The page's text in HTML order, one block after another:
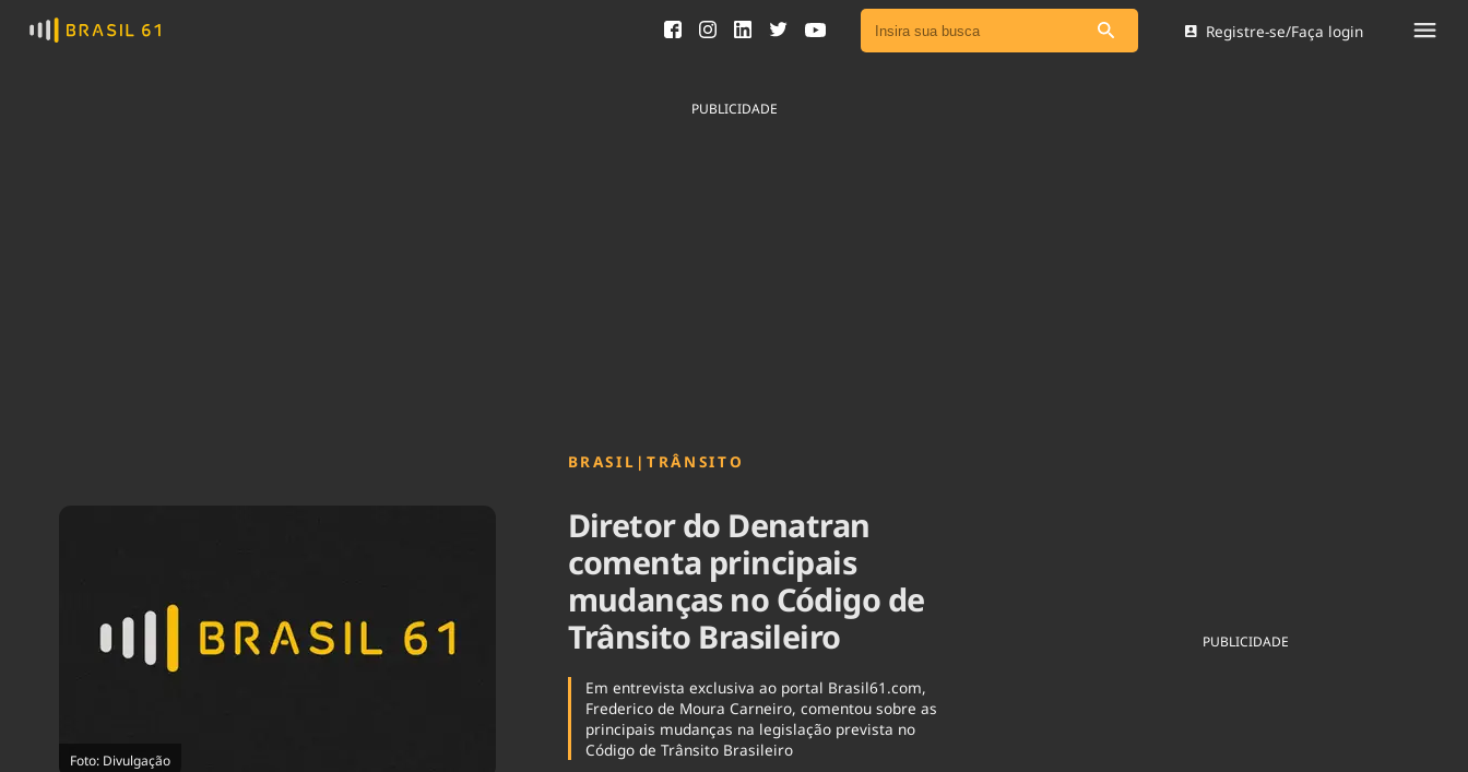
Ver todas as notícias
Cinema
Registre-se/Faça login
PUBLICIDADE
Foto: Divulgação
BRASIL |TRÂNSITO
Diretor do Denatran
comenta principais
mudanças no Código de
Trânsito Brasileiro
Em entrevista exclusiva ao portal Brasil61.com,
Frederico de Moura Carneiro, comentou sobre as
principais mudanças na legislação prevista no
Código de Trânsito Brasileiro
PUBLICIDADE